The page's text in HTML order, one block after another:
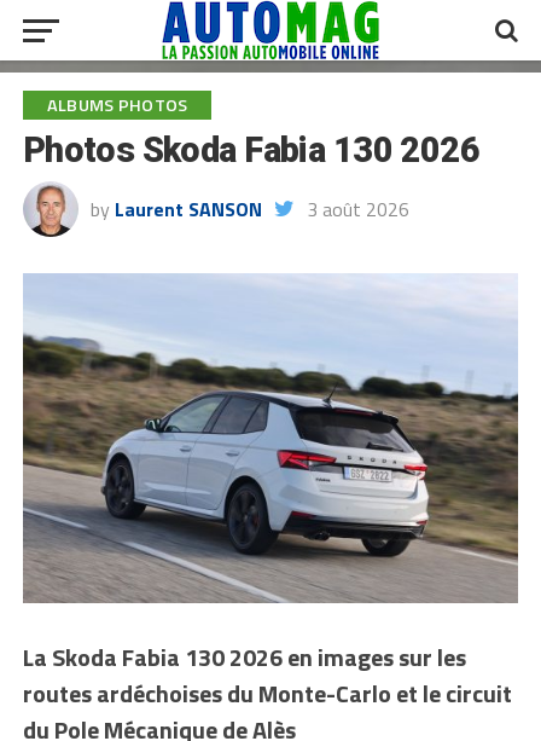
ALBUMS PHOTOS
Photos Skoda Fabia 130 2026
by Laurent SANSON 3 août 2026
La Skoda Fabia 130 2026 en images sur les
routes ardéchoises du Monte-Carloet le circuit
du Pole Mécanique de Alès